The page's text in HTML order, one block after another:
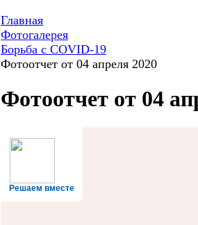
Главная
Фотогалерея
Борьба с COVID-19
Фотоотчет от 04 апреля 2020
Фотоотчет от 04
Решаем вместе